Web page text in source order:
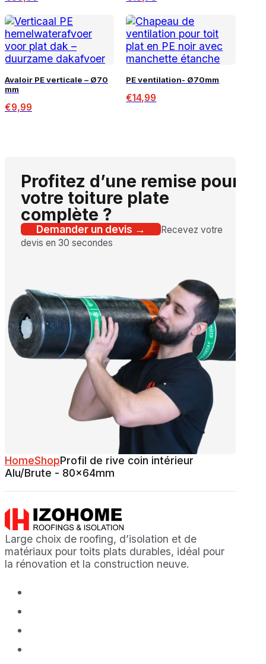
Avaloir PE verticale – Ø70
mm
€9,99
PE ventilation- Ø70mm
€14,99
Profitez d’une remise pour
votre toiture plate
complète ?
Demander un devis →
Recevez votre
devis en 30 secondes
HomeShopProfil de rive coin intérieur
Alu/Brute - 80x64mm
Large choix de roofing, d’isolation et de
matériaux pour toits plats durables, idéal pour
la rénovation et la construction neuve.